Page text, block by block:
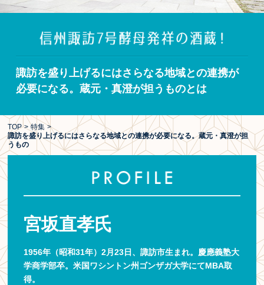
今週末開催 花火・祭一覧
TOP
諏訪を盛り上げるにはさらなる地域との連携が
必要になる。蔵元・真澄が担うものとは
TOP > 特集 >
諏訪を盛り上げるにはさらなる地域との連携が必要になる。蔵元・真澄が担
うもの
宮坂直孝氏
1956年（昭和31年）2月23日、諏訪市生まれ。慶應義塾大
学商学部卒。米国ワシントン州ゴンザガ大学にてMBA取
得。